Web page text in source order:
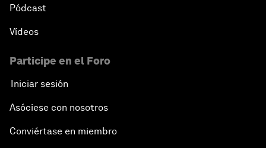
Pódcast
Vídeos
Participe en el Foro
Iniciar sesión
Asóciese con nosotros
Conviértase en miembro